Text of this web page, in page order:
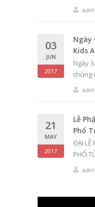
03
JUN
2017
Ngày
Kids
Ngày
chúng
21
MAY
2017
Lễ
Phổ
ĐẠI LỄ
PHỔ